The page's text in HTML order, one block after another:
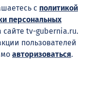
с политикой
персональных
сайте tv-gubernia.ru.
пользователей
авторизоваться.